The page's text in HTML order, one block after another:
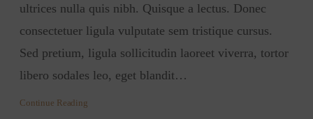
ultrices nulla quis nibh. Quisque a lectus. Donec
consectetuer ligula vulputate sem tristique cursus.
Sed pretium, ligula sollicitudin laoreet viverra, tortor
libero sodales leo, eget blandit…
Continue Reading